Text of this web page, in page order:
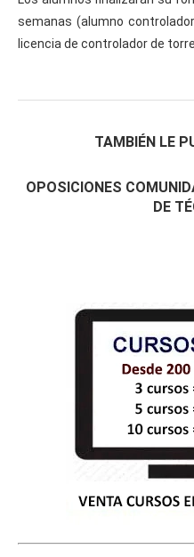
semanas (alumno
licencia de controlador de torre.
TAMBIÉN LE
OPOSICIONES
DE